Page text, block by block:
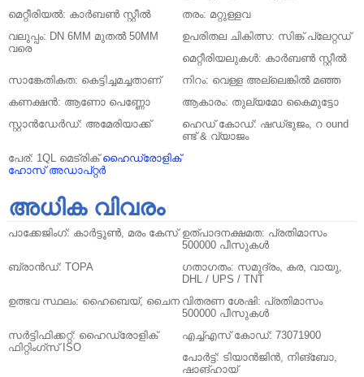
മെറ്റീരിയൽ: കാർബൺ സ്റ്റീൽ തരം: മറ്റുള്ളവ
വലുപ്പം: DN 6MM മുതൽ 50MM
വരെ
ഉപരിതല ചികിത്സ: സിങ്ക് പ്ലേറ്റഡ്
മെറ്റീരിയലുകൾ: കാർബൺ സ്റ്റീൽ
സാങ്കേതികത: കെട്ടിച്ചമച്ചതാണ് നിറം: വെള്ള അല്ലെങ്കിൽ മഞ്ഞ
കണക്ഷൻ: ആണോ പെണ്ണോ ആകാരം: തുല്യമോ കൈമുട്ടോ
സ്റ്റാൻഡേർഡ്: അമേരിയാക്ക് ഹെഡ് കോഡ്: ഷഡ്ഭുജം, റ ound
ണ്ട് & വ്യാജം
പേര്: 1QL മെട്രിക്ഹൈഡ്രോളിക്
ഹോസ് അഡാപ്റ്റർ
അധിക വിവരം
പാക്കേജിംഗ്: കാർട്ടൂൺ, മരം കേസ് ഉത്പാദനക്ഷമത: പ്രതിമാസം
500000 പീസുകൾ
ബ്രാൻഡ്: TOPA ഗതാഗതം: സമുദ്രം, കര, വായു,
DHL / UPS / TNT
ഉത്ഭവ സ്ഥലം: ഹൈബെയ്, ചൈന വിതരണ ശേഷി: പ്രതിമാസം
500000 പീസുകൾ
സർ‌ട്ടിഫിക്കറ്റ്: ഹൈഡ്രോളിക്
ഫിറ്റിംഗ്സ് ISO
എച്ച്എസ് കോഡ്: 73071900
പോർട്ട്: ടിയാൻജിൻ, നിങ്‌ബോ,
ഷാങ്ഹായ്